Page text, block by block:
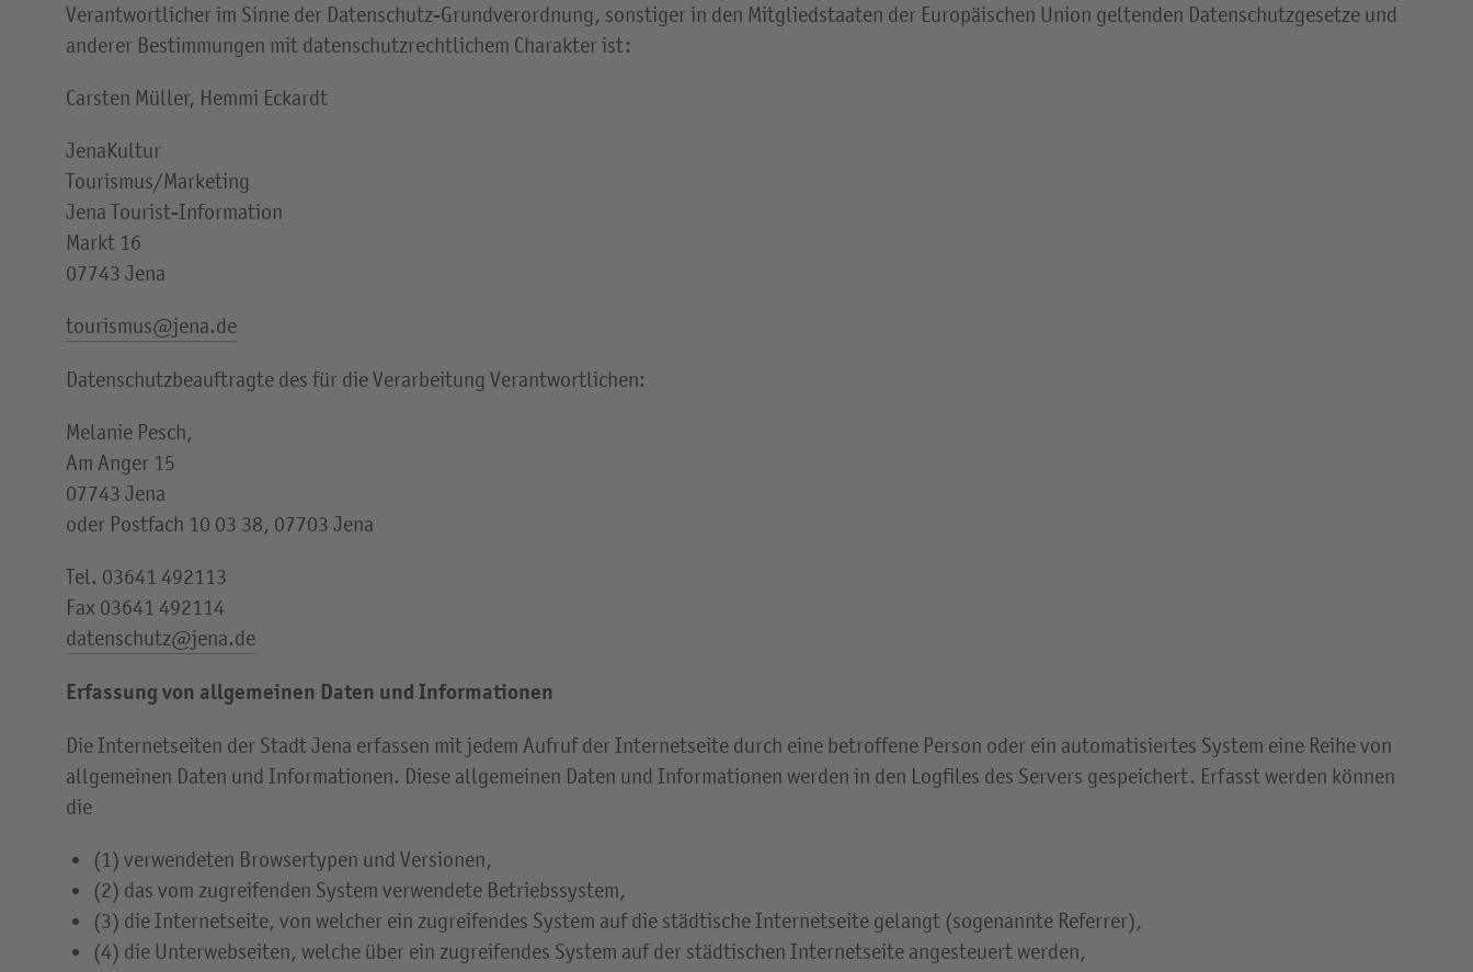
Verantwortlicher im Sinne der Datenschutz-Grundverordnung, sonstiger in den Mitgliedstaaten der Europäischen Union geltenden Datenschutzgesetze und
anderer Bestimmungen mit datenschutzrechtlichem Charakter ist:
Carsten Müller, Hemmi Eckardt
JenaKultur
Tourismus/Marketing
Jena Tourist-Information
Markt 16
07743 Jena
tourismus@jena.de
Datenschutzbeauftragte des für die Verarbeitung Verantwortlichen:
Melanie Pesch,
Am Anger 15
07743 Jena
oder Postfach 10 03 38, 07703 Jena
Tel. 03641 492113
Fax 03641 492114
datenschutz@jena.de
Erfassung von allgemeinen Daten und Informationen
Die Internetseiten der Stadt Jena erfassen mit jedem Aufruf der Internetseite durch eine betroffene Person oder ein automatisiertes System eine Reihe von
allgemeinen Daten und Informationen. Diese allgemeinen Daten und Informationen werden in den Logfiles des Servers gespeichert. Erfasst werden können
die
(1) verwendeten Browsertypen und Versionen,
(2) das vom zugreifenden System verwendete Betriebssystem,
(3) die Internetseite, von welcher ein zugreifendes System auf die städtische Internetseite gelangt (sogenannte Referrer),
(4) die Unterwebseiten, welche über ein zugreifendes System auf der städtischen Internetseite angesteuert werden,